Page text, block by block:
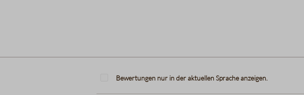
Bewertungen nur in der aktuellen Sprache anzeigen.